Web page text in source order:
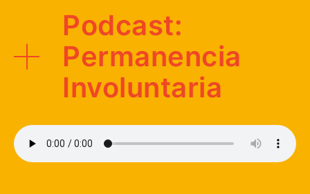
Podcast:
Permanencia
Involuntaria